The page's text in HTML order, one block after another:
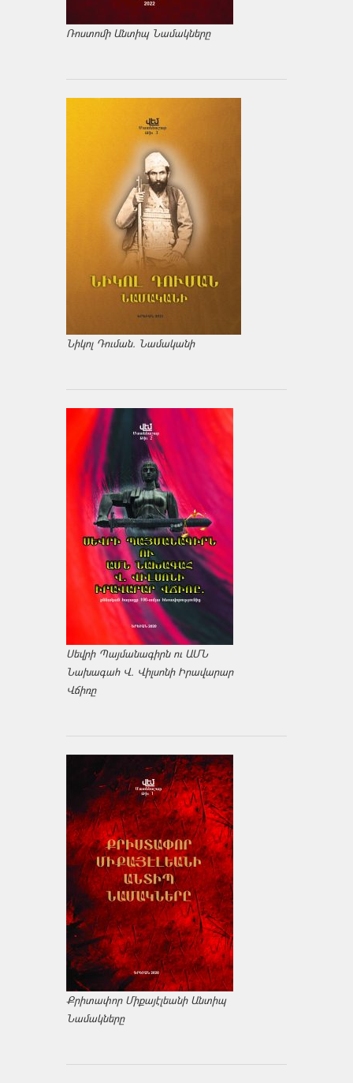
Ռոստոմի Անտիպ Նամակները
Նիկոլ Դուման. Նամականի
Սեվրի Պայմանագիրն ու ԱՄՆ
Նախագահ Վ. Վիլսոնի Իրավարար
Վճիռը
Քրիտափոր Միքայէլեանի Անտիպ
Նամակները